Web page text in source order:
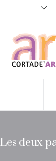
Les deux